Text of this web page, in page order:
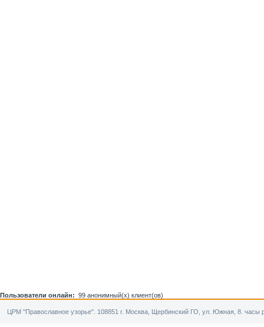
Пользователи онлайн: 99 анонимный(х) клиент(ов)
ЦРМ "Православное узорье". 108851 г. Москва, Щербинский ГО, ул. Южная, 8. часы